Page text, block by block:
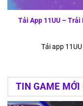
Tải App 11UU – Trải
Tải app
TIN GAME MỚI